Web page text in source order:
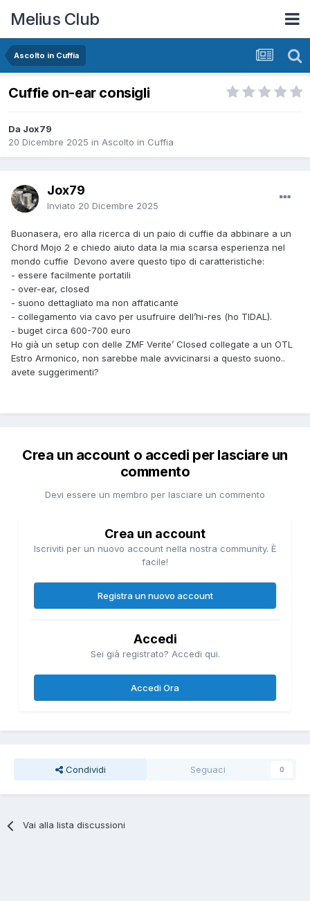
Melius Club
Ascolto in Cuffia
Cuffie on-ear consigli
Da Jox79
20 Dicembre 2025 in Ascolto in Cuffia
Jox79
Inviato 20 Dicembre 2025
Buonasera, ero alla ricerca di un paio di cuffie da abbinare a un
Chord Mojo 2 e chiedo aiuto data la mia scarsa esperienza nel
mondo cuffie Devono avere questo tipo di caratteristiche:
- essere facilmente portatili
- over-ear, closed
- suono dettagliato ma non affaticante
- collegamento via cavo per usufruire dell’hi-res (ho TIDAL).
- buget circa 600-700 euro
Ho già un setup con delle ZMF Verite’ Closed collegate a un OTL
Estro Armonico, non sarebbe male avvicinarsi a questo suono..
avete suggerimenti?
Crea un account o accedi per lasciare un
commento
Devi essere un membro per lasciare un commento
Crea un account
Iscriviti per un nuovo account nella nostra community. È
facile!
Registra un nuovo account
Accedi
Sei già registrato? Accedi qui.
Accedi Ora
Condividi Seguaci 0
Vai alla lista discussioni